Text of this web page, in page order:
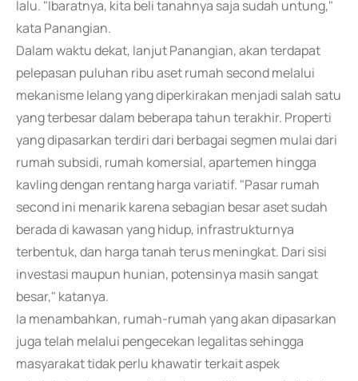
lalu. "Ibaratnya, kita beli tanahnya saja sudah untung,"
kata Panangian.
Dalam waktu dekat, lanjut Panangian, akan terdapat
pelepasan puluhan ribu aset rumah second melalui
mekanisme lelang yang diperkirakan menjadi salah satu
yang terbesar dalam beberapa tahun terakhir. Properti
yang dipasarkan terdiri dari berbagai segmen mulai dari
rumah subsidi, rumah komersial, apartemen hingga
kavling dengan rentang harga variatif. "Pasar rumah
second ini menarik karena sebagian besar aset sudah
berada di kawasan yang hidup, infrastrukturnya
terbentuk, dan harga tanah terus meningkat. Dari sisi
investasi maupun hunian, potensinya masih sangat
besar," katanya.
Ia menambahkan, rumah-rumah yang akan dipasarkan
juga telah melalui pengecekan legalitas sehingga
masyarakat tidak perlu khawatir terkait aspek